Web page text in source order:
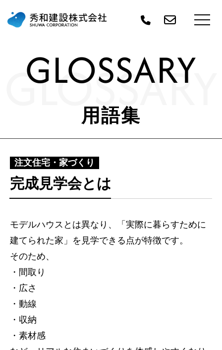
GLOSSARY
GLOSSARY
用語集
注文住宅・家づくり
完成見学会とは
モデルハウスとは異なり、「実際に暮らすために
建てられた家」を見学できる点が特徴です。
そのため、
・間取り
・広さ
・動線
・収納
・素材感